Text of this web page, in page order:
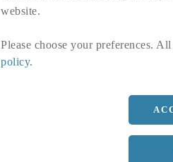
website.
Please choose your preferences.
policy.